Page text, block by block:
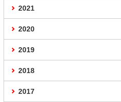
2021
2020
2019
2018
2017